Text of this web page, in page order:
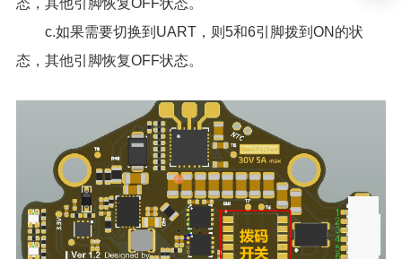
态，其他引脚恢复OFF状态。
c.如果需要切换到UART，则5和6引脚拨到ON的状
态，其他引脚恢复OFF状态。